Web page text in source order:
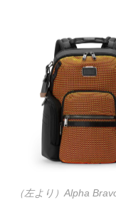
（左より）Alpha